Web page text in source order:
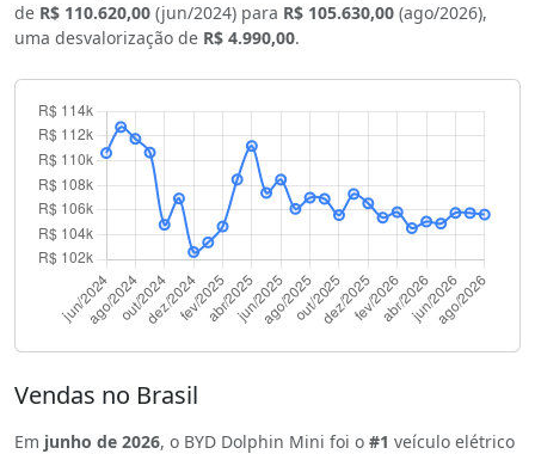
de R$ 110.620,00 (jun/2024) para R$ 105.630,00 (ago/2026),
uma desvalorização de R$ 4.990,00.
Vendas no Brasil
Em junho de 2026, o BYD Dolphin Mini foi o #1 veículo elétrico